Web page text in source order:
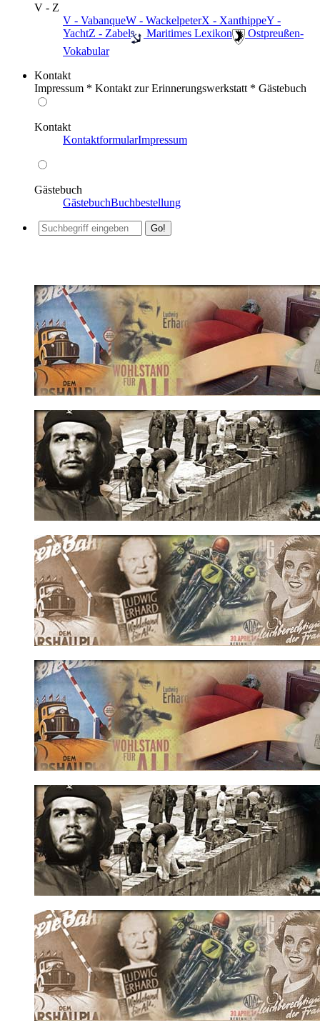
V - Z
V - VabanqueW - WackelpeterX - XanthippeY -
YachtZ - Zabel ️ Maritimes Lexikon
️ Ostpreußen-
Vokabular
Kontakt
Impressum * Kontakt zur Erinnerungswerkstatt * Gästebuch
Kontakt
KontaktformularImpressum
Gästebuch
GästebuchBuchbestellung